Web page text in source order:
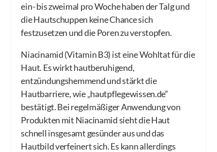
ein- bis zweimal pro Woche haben der Talg und
die Hautschuppen keine Chance sich
festzusetzen und die Poren zu verstopfen.
Niacinamid (Vitamin B3) ist eine Wohltat für die
Haut. Es wirkt hautberuhigend,
entzündungshemmend und stärkt die
Hautbarriere, wie „hautpflegewissen.de“
bestätigt. Bei regelmäßiger Anwendung von
Produkten mit Niacinamid sieht die Haut
schnell insgesamt gesünder aus und das
Hautbild verfeinert sich. Es kann allerdings